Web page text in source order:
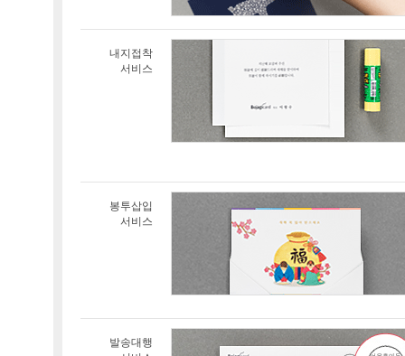
내지접착
서비스
봉투삽입
서비스
발송대행